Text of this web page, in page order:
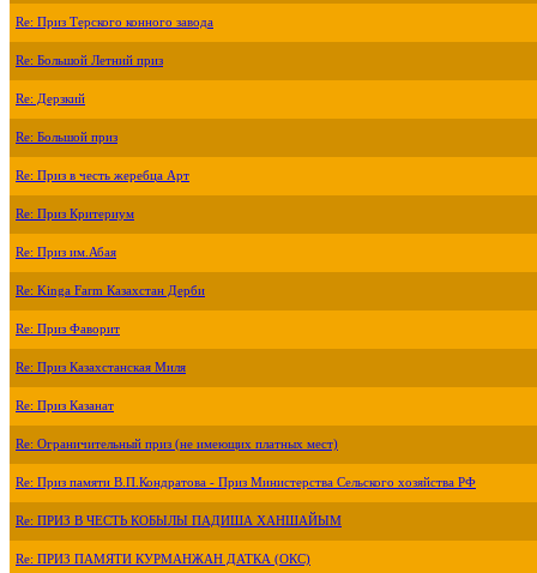
Re: Приз Терского конного завода
Re: Большой Летний приз
Re: Дерзкий
Re: Большой приз
Re: Приз в честь жеребца Арт
Re: Приз Критериум
Re: Приз им.Абая
Re: Kinga Farm Казахстан Дерби
Re: Приз Фаворит
Re: Приз Казахстанская Миля
Re: Приз Казанат
Re: Ограничительный приз (не имеющих платных мест)
Re: Приз памяти В.П.Кондратова - Приз Министерства Сельского хозяйства РФ
Re: ПРИЗ В ЧЕСТЬ КОБЫЛЫ ПАДИША ХАНШАЙЫМ
Re: ПРИЗ ПАМЯТИ КУРМАНЖАН ДАТКА (ОКС)